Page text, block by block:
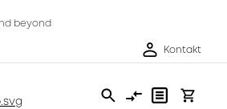
beyond
Kontakt